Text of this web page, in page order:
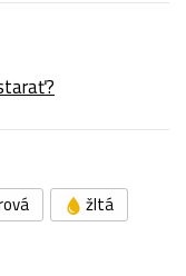
žltá